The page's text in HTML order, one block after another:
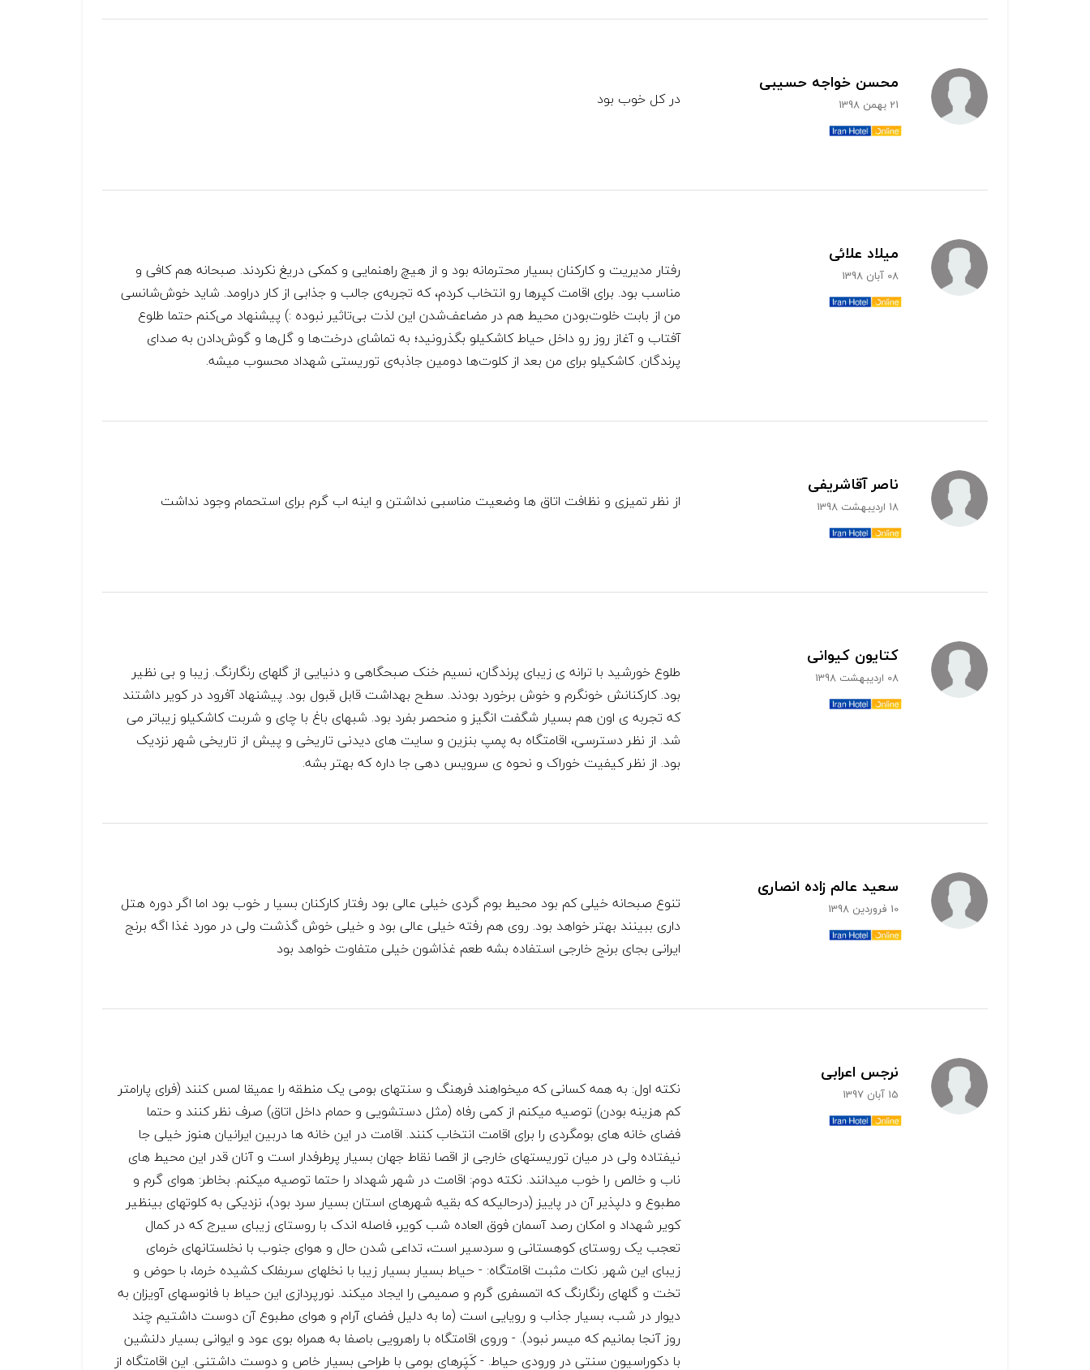
محسن خواجه حسیبی
21 بهمن 1398 در کل خوب بود
میلاد علائی
08 آبان 1398
رفتار مدیریت و کارکنان بسیار محترمانه بود و از هیچ راهنمایی و کمکی دریغ نکردند. صبحانه هم کافی و
مناسب بود. برای اقامت کپرها رو انتخاب کردم، که تجربه‌ی جالب و جذابی از کار دراومد. شاید خوش‌شانسی
من از بابت خلوت‌بودن محیط هم در مضاعف‌شدن این لذت بی‌تاثیر نبوده :) پیشنهاد می‌کنم حتما طلوع
آفتاب و آغاز روز رو داخل حیاط کاشکیلو بگذرونید؛ به تماشای درخت‌ها و گل‌ها و گوش‌دادن به صدای
پرندگان. کاشکیلو برای من بعد از کلوت‌ها دومین جاذبه‌ی توریستی شهداد محسوب میشه.
ناصر آقاشریفی
18 اردیبهشت 1398 از نظر تمیزی و نظافت اتاق ها وضعیت مناسبی نداشتن و اینه اب گرم برای استحمام وجود نداشت
کتایون کیوانی
08 اردیبهشت 1398
طلوع خورشید با ترانه ی زیبای پرندگان، نسیم خنک صبحگاهی و دنیایی از گلهای رنگارنگ. زیبا و بی نظیر
بود. کارکنانش خونگرم و خوش برخورد بودند. سطح بهداشت قابل قبول بود. پیشنهاد آفرود در کویر داشتند
که تجربه ی اون هم بسیار شگفت انگیز و منحصر بفرد بود. شبهای باغ با چای و شربت کاشکیلو زیباتر می
شد. از نظر دسترسی، اقامتگاه به پمپ بنزین و سایت های دیدنی تاریخی و پیش از تاریخی شهر نزدیک
بود. از نظر کیفیت خوراک و نحوه ی سرویس دهی جا داره که بهتر بشه.
سعید عالم زاده انصاری
10 فروردین 1398
تنوع صبحانه خیلی کم بود محیط بوم گردی خیلی عالی بود رفتار کارکنان بسیا ر خوب بود اما اگر دوره هتل
داری ببینند بهتر خواهد بود. روی هم رفته‌ خیلی عالی بود و خیلی خوش گذشت ولی در مورد غذا اگه برنج
ایرانی بجای برنج خارجی استفاده بشه طعم‌ غذاشون خیلی متفاوت خواهد بود
نرجس اعرابی
15 آبان 1397
نکته اول: به همه کسانی که میخواهند فرهنگ و سنتهای بومی یک منطقه را عمیقا لمس کنند (فرای پارامتر
کم هزینه بودن) توصیه میکنم از کمی رفاه (مثل دستشویی و حمام داخل اتاق) صرف نظر کنند و حتما
فضای خانه های بومگردی را برای اقامت انتخاب کنند. اقامت در این خانه ها دربین ایرانیان هنوز خیلی جا
نیفتاده ولی در میان توریستهای خارجی از اقصا نقاط جهان بسیار پرطرفدار است و آنان قدر این محیط های
ناب و خالص را خوب میدانند. نکته دوم: اقامت در شهر شهداد را حتما توصیه میکنم. بخاطر: هوای گرم و
مطبوع و دلپذیر آن در پاییز (درحالیکه که بقیه شهرهای استان بسیار سرد بود)، نزدیکی به کلوتهای بینظیر
کویر شهداد و امکان رصد آسمان فوق العاده شب کویر، فاصله اندک با روستای زیبای سیرج که در کمال
تعجب یک روستای کوهستانی و سردسیر است، تداعی شدن حال و هوای جنوب با نخلستانهای خرمای
زیبای این شهر. نکات مثبت اقامتگاه: - حیاط بسیار بسیار زیبا با نخلهای سربفلک کشیده خرما، با حوض و
تخت و گلهای رنگارنگ که اتمسفری گرم و صمیمی را ایجاد میکند. نورپردازی این حیاط با فانوسهای آویزان به
دیوار در شب، بسیار جذاب و رویایی است (ما به دلیل فضای آرام و هوای مطبوع آن دوست داشتیم چند
روز آنجا بمانیم که میسر نبود). - وروی اقامتگاه با راهرویی باصفا به همراه بوی عود و ایوانی بسیار دلنشین
با دکوراسیون سنتی در ورودی حیاط. - کَپَرهای بومی با طراحی بسیار خاص و دوست داشتنی. این اقامتگاه از